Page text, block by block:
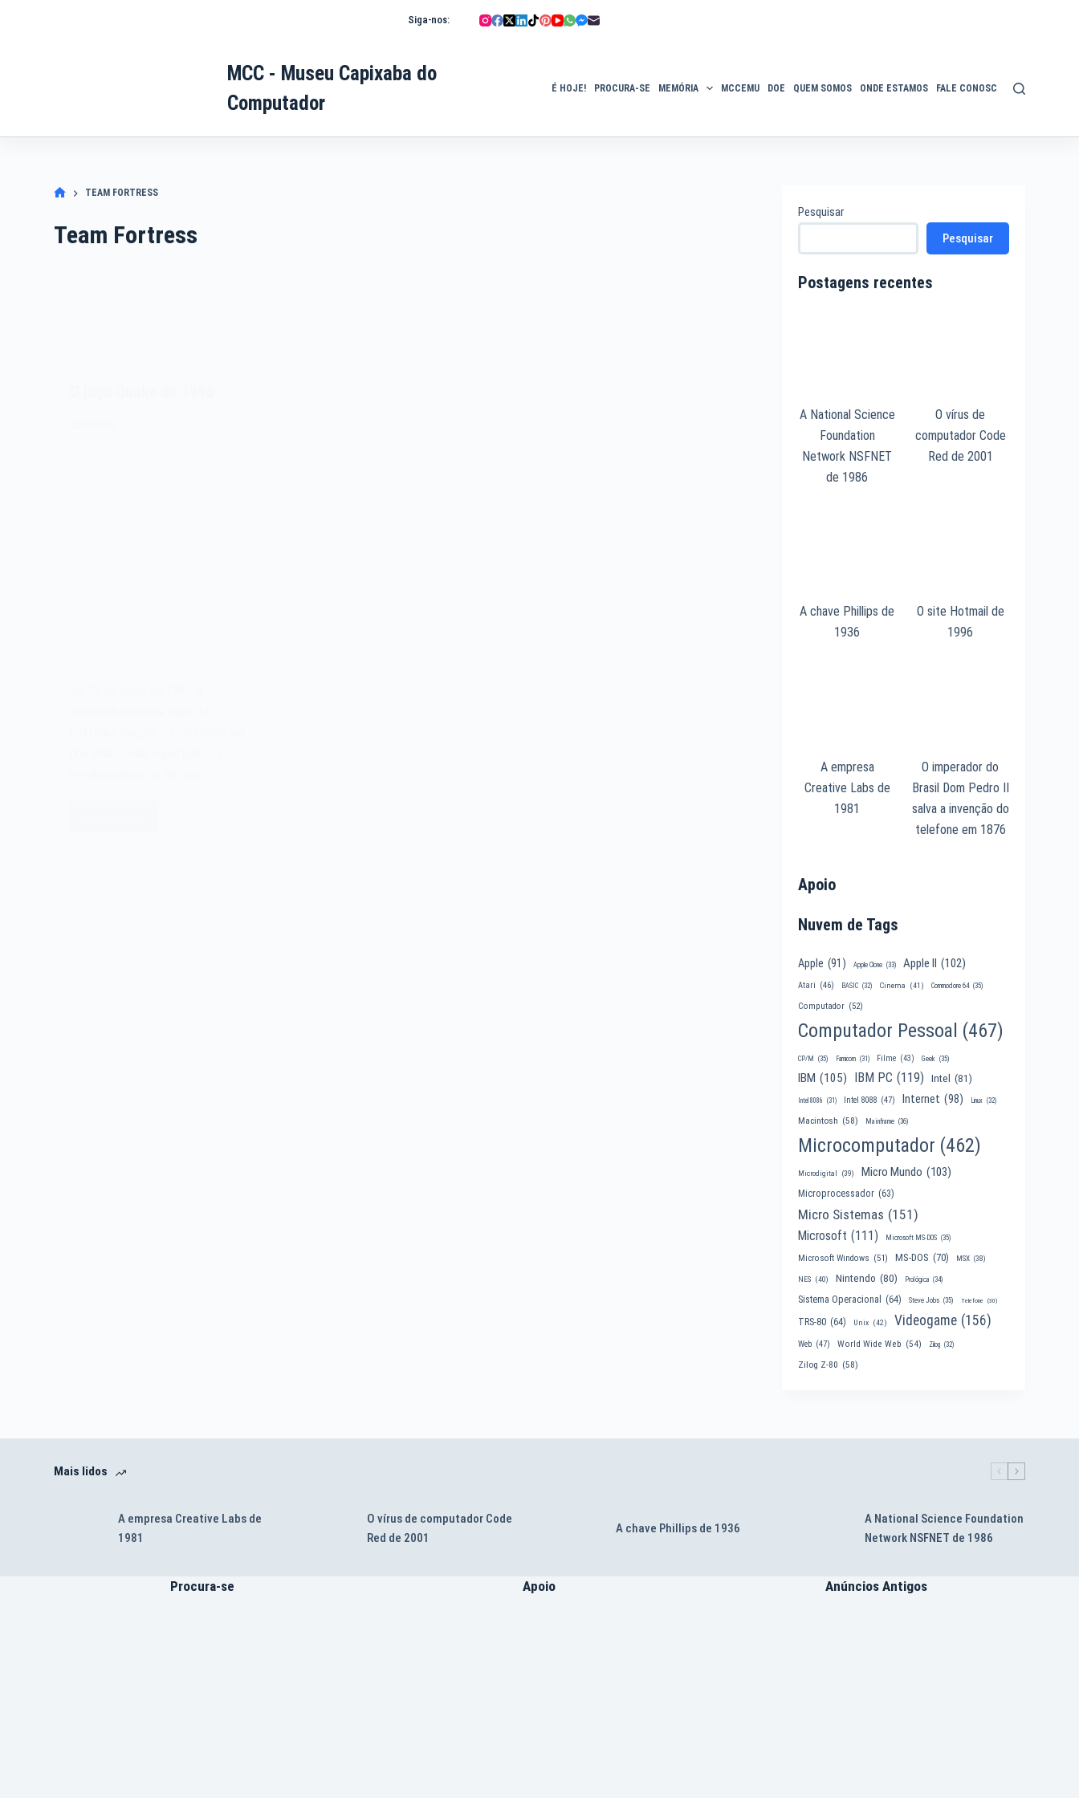
Siga-nos:
MCC - Museu Capixaba do
Computador
É HOJE! PROCURA-SE MEMÓRIA MCCEMU DOE QUEM SOMOS ONDE ESTAMOS FALE CONOSCO POLÍTICA DE
TEAM FORTRESS
Team Fortress
Pesquisar
Pesquisar
Postagens recentes
A National Science
Foundation
Network NSFNET
de 1986
O vírus de
computador Code
Red de 2001
A chave Phillips de
1936
O site Hotmail de
1996
A empresa
Creative Labs de
1981
O imperador do
Brasil Dom Pedro II
salva a invenção do
telefone em 1876
Apoio
Nuvem de Tags
Apple (91) Apple Clone (33) Apple II (102)
Atari (46) BASIC (32) Cinema (41) Commodore 64 (35)
Computador (52)
Computador Pessoal (467)
CP/M (35) Famicom (31) Filme (43) Geek (35)
IBM (105) IBM PC (119) Intel (81)
Intel 8086 (31) Intel 8088 (47) Internet (98) Linux (32)
Macintosh (58) Mainframe (36)
Microcomputador (462)
Microdigital (39) Micro Mundo (103)
Microprocessador (63)
Micro Sistemas (151)
Microsoft (111) Microsoft MS-DOS (35)
Microsoft Windows (51) MS-DOS (70) MSX (38)
NES (40) Nintendo (80) Prológica (34)
Sistema Operacional (64) Steve Jobs (35) Telefone (30)
TRS-80 (64) Unix (42) Videogame (156)
Web (47) World Wide Web (54) Zilog (32)
Zilog Z-80 (58)
Mais lidos
A empresa Creative Labs de
1981
O vírus de computador Code
Red de 2001
A chave Phillips de 1936
A National Science Foundation
Network NSFNET de 1986
Procura-se Apoio Anúncios Antigos